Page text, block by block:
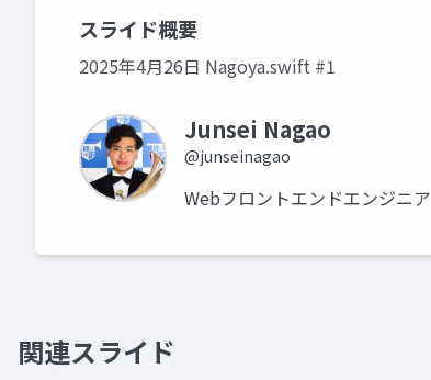
スライド概要
2025年4月26日 Nagoya.swift #1
Junsei Nagao
@junseinagao
Webフロントエンドエンジニア
関連スライド